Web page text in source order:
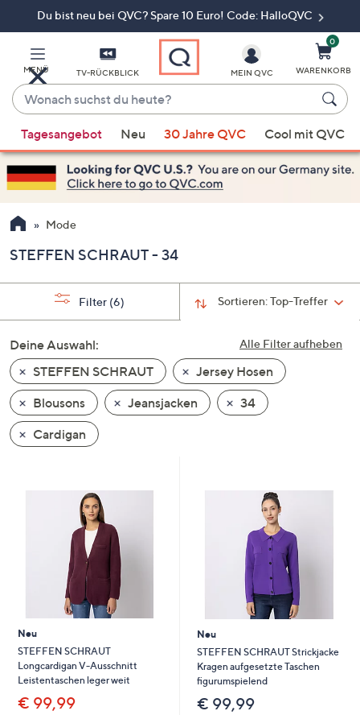
Du bist neu bei QVC? Spare 10 Euro! Code: HalloQVC
MENÜ TV-RÜCKBLICK
Wonach
suchst
du
heute?
Vorschläge
verfügbar
sind,
verwenden
Sie
Pfeiltasten
nach
und
nach
unten
oder
wischen
Sie
auf
anzuzeigen.
MEIN QVC
0
WARENKORB
Tagesangebot Neu 30 Jahre QVC Cool mit QVC
Mode
STEFFEN SCHRAUT - 34
Sortieren:Top-Treffer
Filter (6)
Alle Filter aufheben
Deine Auswahl:
STEFFEN SCHRAUT
Jersey Hosen
Blousons
Jeansjacken
34
Cardigan
Neu
STEFFEN SCHRAUT
Longcardigan V-Ausschnitt
Leistentaschen leger weit
€ 99,99
Neu
STEFFEN SCHRAUT Strickjacke
Kragen aufgesetzte Taschen
figurumspielend
€ 99,99